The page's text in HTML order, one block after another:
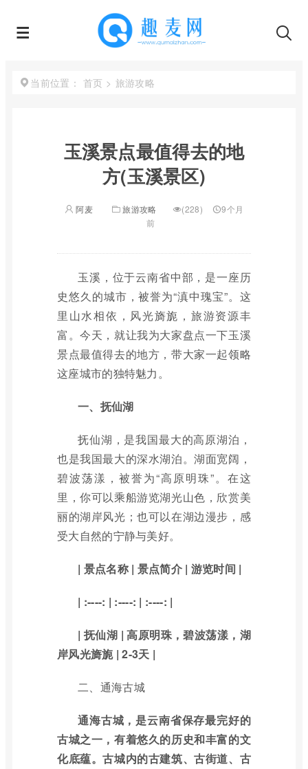
当前位置： 首页 > 旅游攻略
玉溪景点最值得去的地
方(玉溪景区)
阿麦 旅游攻略 (228)
9个月
前
玉溪，位于云南省中部，是一座历
史悠久的城市，被誉为“滇中瑰宝”。这
里山水相依，风光旖旎，旅游资源丰
富。今天，就让我为大家盘点一下玉溪
景点最值得去的地方，带大家一起领略
这座城市的独特魅力。
一、抚仙湖
抚仙湖，是我国最大的高原湖泊，
也是我国最大的深水湖泊。湖面宽阔，
碧波荡漾，被誉为“高原明珠”。在这
里，你可以乘船游览湖光山色，欣赏美
丽的湖岸风光；也可以在湖边漫步，感
受大自然的宁静与美好。
| 景点名称 | 景点简介 | 游览时间 |
| :----: | :----: | :----: |
| 抚仙湖 | 高原明珠，碧波荡漾，湖
岸风光旖旎 | 2-3天 |
二、通海古城
通海古城，是云南省保存最完好的
古城之一，有着悠久的历史和丰富的文
化底蕴。古城内的古建筑、古街道、古